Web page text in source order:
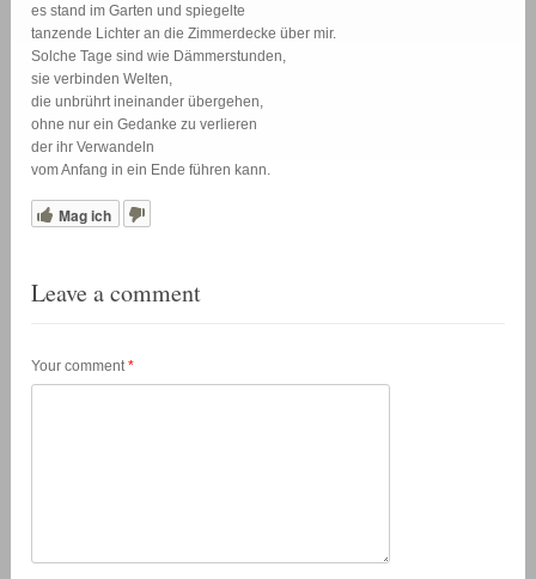
es stand im Garten und spiegelte
tanzende Lichter an die Zimmerdecke über mir.
Solche Tage sind wie Dämmerstunden,
sie verbinden Welten,
die unbrührt ineinander übergehen,
ohne nur ein Gedanke zu verlieren
der ihr Verwandeln
vom Anfang in ein Ende führen kann.
Mag ich
Leave a comment
Your comment*